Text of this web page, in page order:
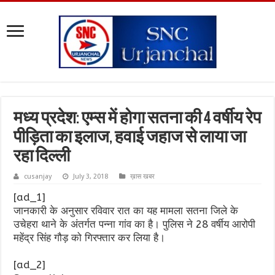
मध्य प्रदेश: एम्स में होगा सतना की 4 वर्षीय रेप
पीड़िता का इलाज, हवाई जहाज से लाया जा
रहा दिल्ली
cusanjay July 3, 2018 ख़ास खबर
[ad_1]
जानकारी के अनुसार रविवार रात का यह मामला सतना जिले के
उचेहरा थाने के अंतर्गत पन्ना गांव का है। पुलिस ने 28 वर्षीय आरोपी
महेंद्र सिंह गौड़ को गिरफ्तार कर लिया है।
[ad_2]